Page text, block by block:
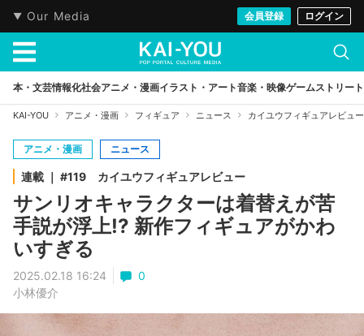
Our Media 会員登録 ログイン
本・文芸情報化社会アニメ・漫画イラスト・アート音楽・映像ゲームストリート
KAI-YOU アニメ・漫画 フィギュア ニュース カイユウフィギュアレビュー
アニメ・漫画 ニュース
連載 ｜ #119 カイユウフィギュアレビュー
サンリオキャラクターは着替えが苦
手説が浮上!? 新作フィギュアがかわ
いすぎる
2025.02.18 16:24
0
小林優介